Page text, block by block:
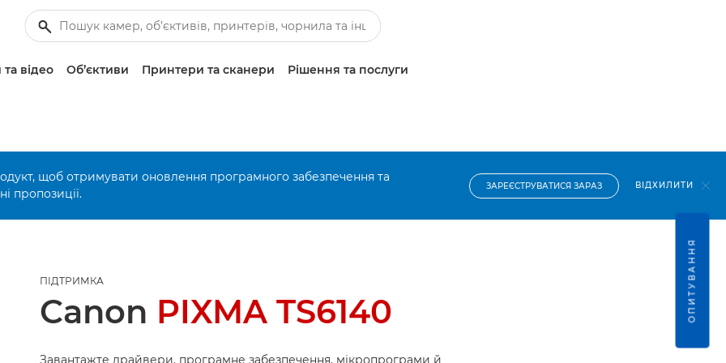
відео Об’єктиви Принтери та сканери Рішення та послуги
щоб отримувати оновлення програмного забезпечення та
пропозиції.
ЗАРЕЄСТРУВАТИСЯ ЗАРАЗ ВІДХИЛИТИ
ПІДТРИМКА
Canon PIXMA TS6140
Завантажте драйвери, програмне забезпечення, мікропрограми й
ОПИТУВАННЯ